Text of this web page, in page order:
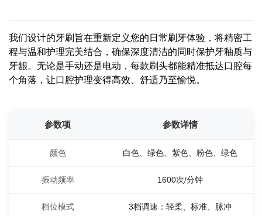
我们设计的牙刷旨在重新定义您的日常刷牙体验，将精密工
程与温和护理完美结合，确保深度清洁的同时保护牙釉质与
牙龈。无论是手动还是电动，每款刷头都能精准抵达口腔每
个角落，让口腔护理变得高效、舒适乃至愉悦。
参数项 参数详情
颜色 白色、绿色、紫色、粉色、绿色
振动频率 1600次/分钟
档位模式 3档调速：轻柔、标准、脉冲